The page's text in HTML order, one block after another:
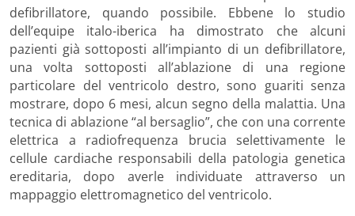
defibrillatore, quando possibile. Ebbene lo studio
dell’equipe italo-iberica ha dimostrato che alcuni
pazienti già sottoposti all’impianto di un defibrillatore,
una volta sottoposti all’ablazione di una regione
particolare del ventricolo destro, sono guariti senza
mostrare, dopo 6 mesi, alcun segno della malattia. Una
tecnica di ablazione “al bersaglio”, che con una corrente
elettrica a radiofrequenza brucia selettivamente le
cellule cardiache responsabili della patologia genetica
ereditaria, dopo averle individuate attraverso un
mappaggio elettromagnetico del ventricolo.